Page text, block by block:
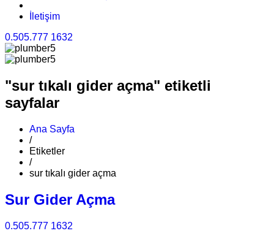
İletişim
0.505.777 1632
"sur tıkalı gider açma" etiketli
sayfalar
Ana Sayfa
/
Etiketler
/
sur tıkalı gider açma
Sur Gider Açma
0.505.777 1632